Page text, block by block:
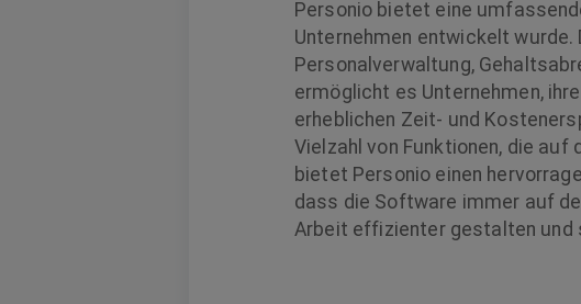
Personio bietet eine
Unternehmen entwickelt
Personalverwaltung,
ermöglicht es Unternehmen,
erheblichen Zeit- und
Vielzahl von Funktionen, die
bietet Personio einen
dass die Software immer auf
Arbeit effizienter gestalten und